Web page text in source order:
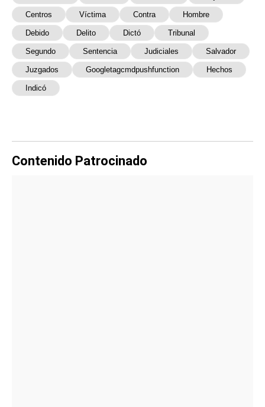
Centros Víctima Contra Hombre
Debido Delito Dictó Tribunal
Segundo Sentencia Judiciales Salvador
Juzgados Googletagcmdpushfunction Hechos
Indicó
Contenido Patrocinado